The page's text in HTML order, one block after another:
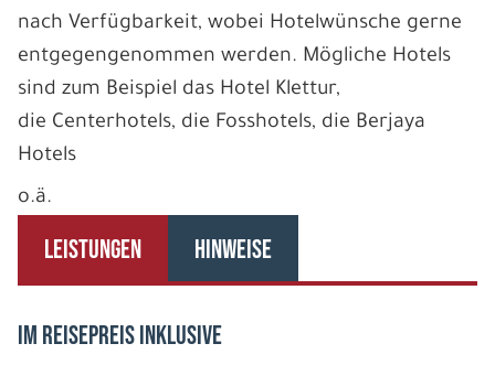
nach Verfügbarkeit, wobei Hotelwünsche gerne
entgegengenommen werden. Mögliche Hotels
sind zum Beispiel das Hotel Klettur,
die Centerhotels, die Fosshotels, die Berjaya
Hotels
o.ä.
LEISTUNGEN HINWEISE
IM REISEPREIS INKLUSIVE